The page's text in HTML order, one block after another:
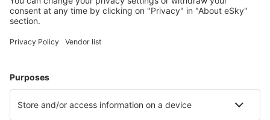
Meest gezochte hotels door eSky-gebruikers
Hotels in Antalya Hotels in Bodrum Hotels in Fethiye